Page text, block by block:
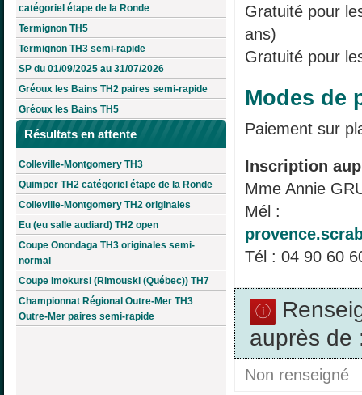
catégoriel étape de la Ronde
Termignon TH5
Termignon TH3 semi-rapide
SP du 01/09/2025 au 31/07/2026
Gréoux les Bains TH2 paires semi-rapide
Gréoux les Bains TH5
Résultats en attente
Colleville-Montgomery TH3
Quimper TH2 catégoriel étape de la Ronde
Colleville-Montgomery TH2 originales
Eu (eu salle audiard) TH2 open
Coupe Onondaga TH3 originales semi-
normal
Coupe Imokursi (Rimouski (Québec)) TH7
Championnat Régional Outre-Mer TH3
Outre-Mer paires semi-rapide
Gratuité pour
ans)
Gratuité pour
Modes de
Paiement sur
Inscription
Mme Annie
Mél :
Tél : 04 90 60
auprès de
Non renseigné